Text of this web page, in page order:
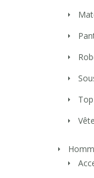
Top